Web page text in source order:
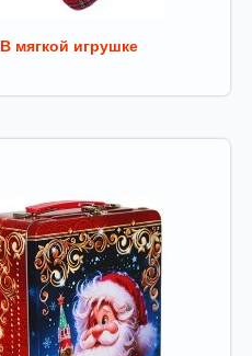
В мягкой игрушке